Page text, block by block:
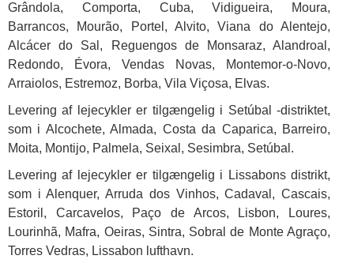
Grândola, Comporta, Cuba, Vidigueira, Moura,
Barrancos, Mourão, Portel, Alvito, Viana do Alentejo,
Alcácer do Sal, Reguengos de Monsaraz, Alandroal,
Redondo, Évora, Vendas Novas, Montemor-o-Novo,
Arraiolos, Estremoz, Borba, Vila Viçosa, Elvas.
Levering af lejecykler er tilgængelig i Setúbal -distriktet,
som i Alcochete, Almada, Costa da Caparica, Barreiro,
Moita, Montijo, Palmela, Seixal, Sesimbra, Setúbal.
Levering af lejecykler er tilgængelig i Lissabons distrikt,
som i Alenquer, Arruda dos Vinhos, Cadaval, Cascais,
Estoril, Carcavelos, Paço de Arcos, Lisbon, Loures,
Lourinhã, Mafra, Oeiras, Sintra, Sobral de Monte Agraço,
Torres Vedras, Lissabon lufthavn.